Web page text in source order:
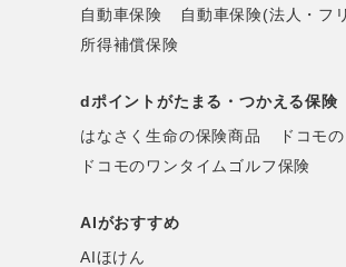
自動車保険
自動車保険(法人・フ
所得補償保険
dポイントがたまる・つかえる保険
はなさく生命の保険商品
ドコモ
ドコモのワンタイムゴルフ保険
AIがおすすめ
AIほけん